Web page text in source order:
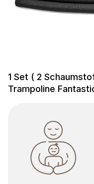
1 Set ( 2
Trampoline